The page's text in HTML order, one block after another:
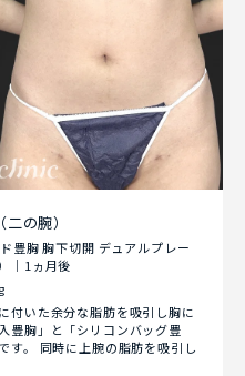
の腕）
豊胸 胸下切開 デュアルプレー
｜1ヵ月後
付いた余分な脂肪を吸引し胸に
豊胸」と「シリコンバッグ豊
す。 同時に上腕の脂肪を吸引し